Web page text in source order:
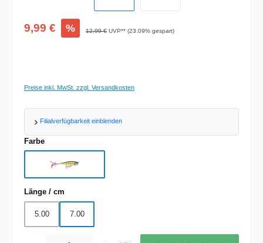
Verkaufspreis:
9,99 € % Regulärer Preis:
12,99 € UVP** (23.09% gespart)
Preise inkl. MwSt. zzgl. Versandkosten
Filialverfügbarkeit einblenden
Farbeauswählen
STGS
Länge / cm
5.00 7.00